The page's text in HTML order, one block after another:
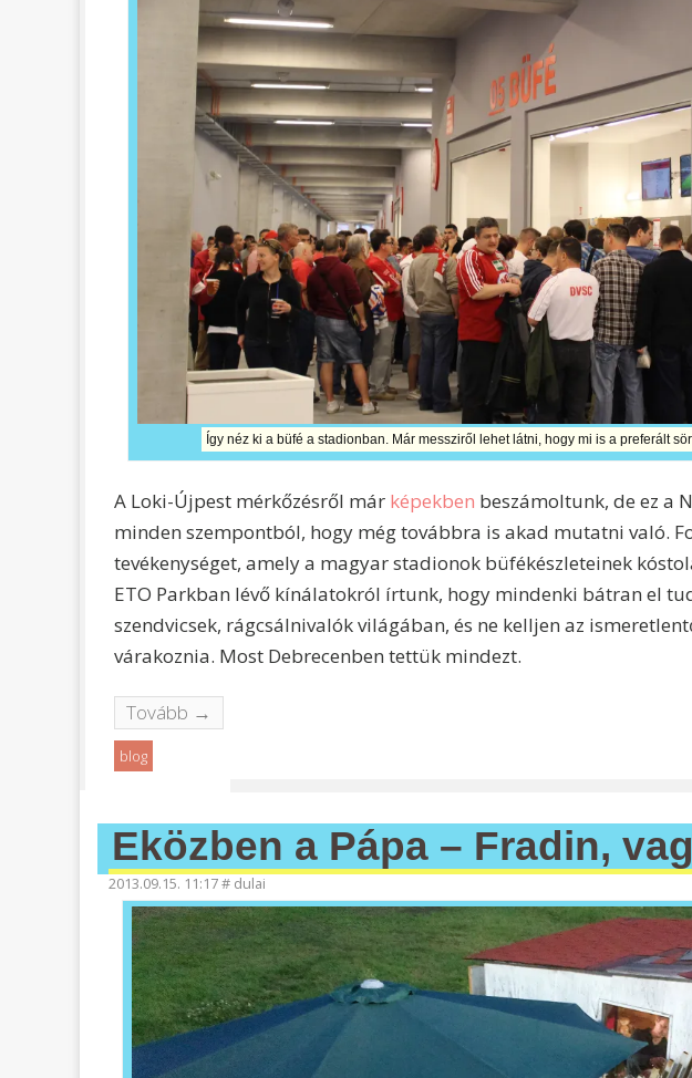
Így néz ki a büfé a stadionban. Már messziről lehet látni, hogy mi is a preferált
A Loki-Újpest mérkőzésről már képekben beszámoltunk, de ez a
minden szempontból, hogy még továbbra is akad mutatni való.
tevékenységet, amely a magyar stadionok büfékészleteinek
ETO Parkban lévő kínálatokról írtunk, hogy mindenki bátran el
szendvicsek, rágcsálnivalók világában, és ne kelljen az
várakoznia. Most Debrecenben tettük mindezt.
Tovább →
blog
Eközben a Pápa – Fradin,
2013.09.15. 11:17# dulai